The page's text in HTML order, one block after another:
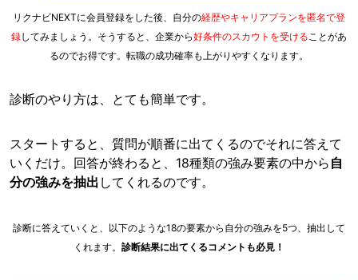
リクナビNEXTに会員登録をした後、自分の経歴やキャリアプランを匿名で登
録してみましょう。そうすると、企業から好条件のスカウトを受けることがあ
るのでお得です。転職の成功確率も上がりやすくなります。
診断のやり方は、とても簡単です。
スタートすると、質問が順番に出てくるのでそれに答えて
いくだけ。回答が終わると、18種類の強み要素の中から 自
分の強みを抽出 してくれるのです。
診断に答えていくと、以下のような18の要素から自分の強みを5つ、抽出して
くれます。 診断結果に出てくるコメントも必見！